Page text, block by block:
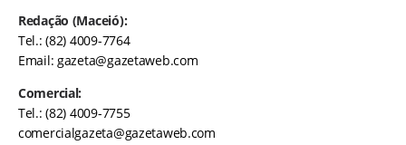
Redação (Maceió):
Tel.: (82) 4009-7764
Email:gazeta@gazetaweb.com
Comercial:
Tel.: (82) 4009-7755
comercialgazeta@gazetaweb.com